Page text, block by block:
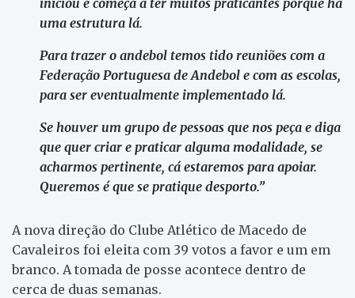
uma estrutura lá.
Para trazer o andebol temos tido reuniões com a
Federação Portuguesa de Andebol e com as escolas,
para ser eventualmente implementado lá.
Se houver um grupo de pessoas que nos peça e diga
que quer criar e praticar alguma modalidade, se
acharmos pertinente, cá estaremos para apoiar.
Queremos é que se pratique desporto.”
A nova direção do Clube Atlético de Macedo de
Cavaleiros foi eleita com 39 votos a favor e um em
branco. A tomada de posse acontece dentro de
cerca de duas semanas.